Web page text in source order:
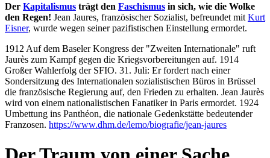
Der Kapitalismus trägt den Faschismus in sich, wie die Wolke
den Regen! Jean Jaures, französischer Sozialist, befreundet mitKurt
Eisner, wurde wegen seiner pazifistischen Einstellung ermordet.
1912 Auf dem Baseler Kongress der "Zweiten Internationale" ruft
Jaurès zum Kampf gegen die Kriegsvorbereitungen auf. 1914
Großer Wahlerfolg der SFIO. 31. Juli: Er fordert nach einer
Sondersitzung des Internationalen sozialistischen Büros in Brüssel
die französische Regierung auf, den Frieden zu erhalten. Jean Jaurès
wird von einem nationalistischen Fanatiker in Paris ermordet. 1924
Umbettung ins Panthéon, die nationale Gedenkstätte bedeutender
Franzosen. https://www.dhm.de/lemo/biografie/jean-jaures